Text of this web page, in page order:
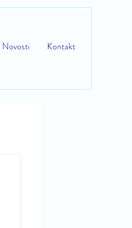
Novosti Kontakt